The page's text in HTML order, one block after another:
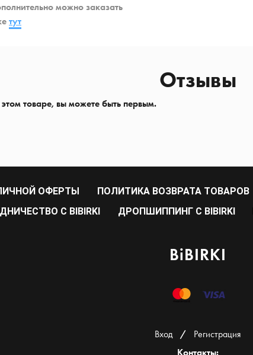
можно заказать
тут
Отзывы
товаре, вы можете быть первым.
ОФЕРТЫ ПОЛИТИКА ВОЗВРАТА ТОВАРОВ
С BIBIRKI ДРОПШИППИНГ С BIBIRKI
BiBIRKI
Вход /
Регистрация
Контакты: